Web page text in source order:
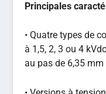
Principales
• Quatre types de
à 1,5, 2, 3 ou 4
au pas de 6,35 mm